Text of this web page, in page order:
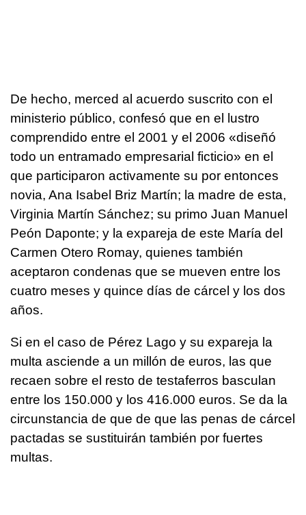
De hecho, merced al acuerdo suscrito con el
ministerio público, confesó que en el lustro
comprendido entre el 2001 y el 2006 «diseñó
todo un entramado empresarial ficticio» en el
que participaron activamente su por entonces
novia, Ana Isabel Briz Martín; la madre de esta,
Virginia Martín Sánchez; su primo Juan Manuel
Peón Daponte; y la expareja de este María del
Carmen Otero Romay, quienes también
aceptaron condenas que se mueven entre los
cuatro meses y quince días de cárcel y los dos
años.
Si en el caso de Pérez Lago y su expareja la
multa asciende a un millón de euros, las que
recaen sobre el resto de testaferros basculan
entre los 150.000 y los 416.000 euros. Se da la
circunstancia de que de que las penas de cárcel
pactadas se sustituirán también por fuertes
multas.